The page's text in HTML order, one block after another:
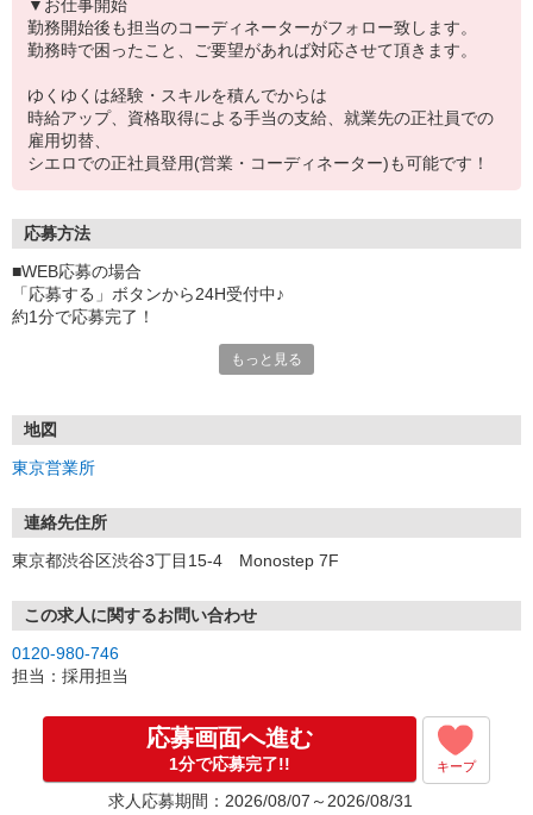
▼お仕事開始
勤務開始後も担当のコーディネーターがフォロー致します。
勤務時で困ったこと、ご要望があれば対応させて頂きます。
ゆくゆくは経験・スキルを積んでからは
時給アップ、資格取得による手当の支給、就業先の正社員での
雇用切替、
シエロでの正社員登用(営業・コーディネーター)も可能です！
応募方法
■WEB応募の場合
「応募する」ボタンから24H受付中♪
約1分で応募完了！
①応募から3営業日を目安に、メールorお電話でご連絡します。
★スマホでWEB面接（LINEなど）・出張面接・事務所面接と選べま
す
③面接実施（履歴書不要）
※ご希望があれば、職場見学の調整もOKです！
お気軽にご応募ください♪
もっと見る
地図
東京営業所
連絡先住所
東京都渋谷区渋谷3丁目15-4 Monostep 7F
この求人に関するお問い合わせ
0120-980-746
担当：採用担当
応募画面へ進む
1分で応募完了!! キープ
求人応募期間：2026/08/07～2026/08/31